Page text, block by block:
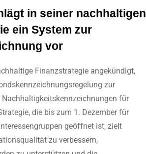
in seiner nachhaltigen
ein System zur
vor
Finanzstrategie angekündigt,
zur
für
die bis zum 1. Dezember für
geöffnet ist, zielt
zu verbessern,